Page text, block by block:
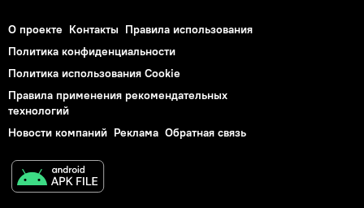
О проекте Контакты Правила использования
Политика конфиденциальности
Политика использования Cookie
Правила применения рекомендательных
технологий
Новости компаний Реклама Обратная связь